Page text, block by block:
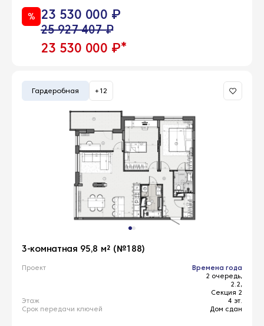
% 23 530 000 ₽
25 927 407 ₽
23 530 000 ₽*
Гардеробная +12
3-комнатная 95,8 м² (№188)
Проект
Времена года
2 очередь,
2.2,
Секция 2
Этаж
4 эт.
Срок передачи ключей
Дом сдан